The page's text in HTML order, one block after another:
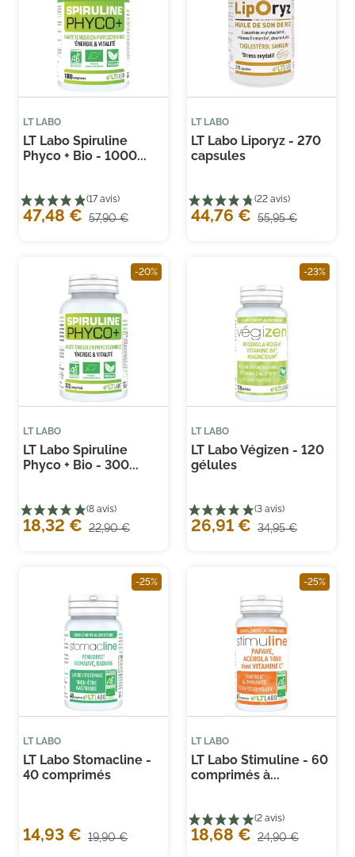
(3 avis)
LT LABO
LT Labo Spiruline
Phyco + Bio - 1000...
(17 avis)
47,48 € 57,90 €
LT LABO
LT Labo Liporyz - 270
capsules
44,76 € 55,95 €
-20%
LT LABO
LT Labo Spiruline
Phyco + Bio - 300...
18,32 € 22,90 €
-23%
LT LABO
LT Labo Végizen - 120
gélules
26,91 € 34,95 €
-25%
LT LABO
LT Labo Stomacline -
40 comprimés
14,93 € 19,90 €
-25%
LT LABO
LT Labo Stimuline - 60
comprimés à...
18,68 € 24,90 €